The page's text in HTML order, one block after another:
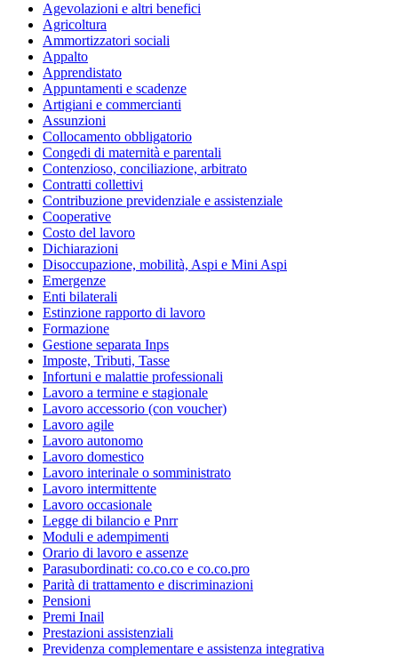
Agevolazioni e altri benefici
Agricoltura
Ammortizzatori sociali
Appalto
Apprendistato
Appuntamenti e scadenze
Artigiani e commercianti
Assunzioni
Collocamento obbligatorio
Congedi di maternità e parentali
Contenzioso, conciliazione, arbitrato
Contratti collettivi
Contribuzione previdenziale e assistenziale
Cooperative
Costo del lavoro
Dichiarazioni
Disoccupazione, mobilità, Aspi e Mini Aspi
Emergenze
Enti bilaterali
Estinzione rapporto di lavoro
Formazione
Gestione separata Inps
Imposte, Tributi, Tasse
Infortuni e malattie professionali
Lavoro a termine e stagionale
Lavoro accessorio (con voucher)
Lavoro agile
Lavoro autonomo
Lavoro domestico
Lavoro interinale o somministrato
Lavoro intermittente
Lavoro occasionale
Legge di bilancio e Pnrr
Moduli e adempimenti
Orario di lavoro e assenze
Parasubordinati: co.co.co e co.co.pro
Parità di trattamento e discriminazioni
Pensioni
Premi Inail
Prestazioni assistenziali
Previdenza complementare e assistenza integrativa